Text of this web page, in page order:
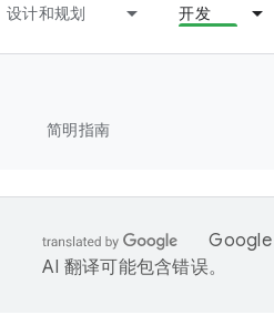
设计和规划 开发
简明指南
Google
AI 翻译可能包含错误。